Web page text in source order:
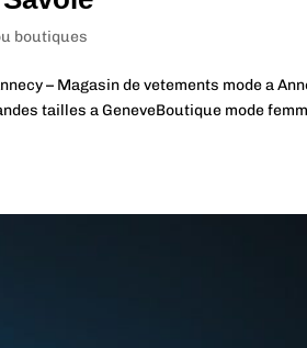
boutiques
– Magasin de vetements mode a
tailles a GeneveBoutique mode